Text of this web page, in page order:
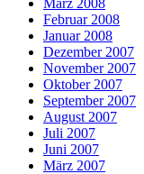
Februar 2008
Januar 2008
Dezember 2007
November 2007
Oktober 2007
September 2007
August 2007
Juli 2007
Juni 2007
März 2007